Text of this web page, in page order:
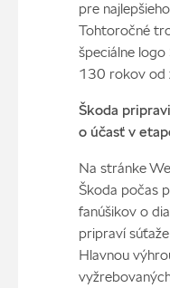
pre
Tohtoročné
špeciálne
130 rokov od
Škoda
o účasť v
Na stránke
Škoda počas
fanúšikov o
pripraví
Hlavnou